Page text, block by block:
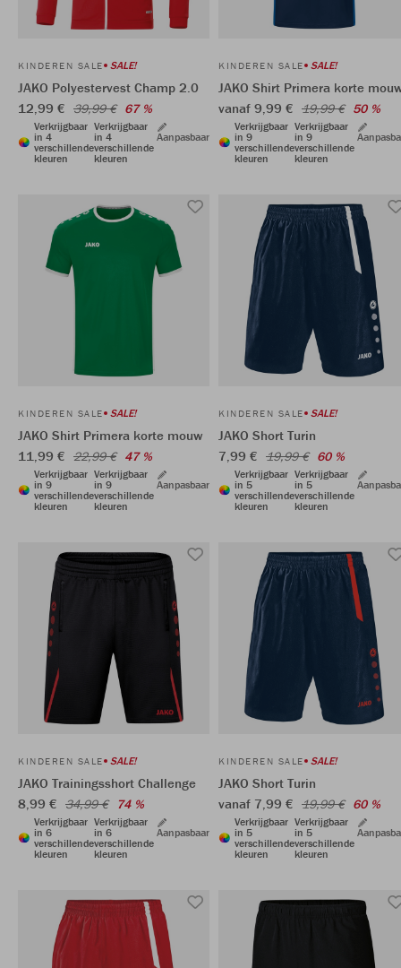
KINDEREN SALE SALE!
JAKO Polyestervest Champ 2.0
12,99 € 39,99 € 67 %
Verkrijgbaar
in 4
verschillende
kleuren
Verkrijgbaar
in 4
verschillende
kleuren
Aanpasbaar
KINDEREN SALE SALE!
JAKO Shirt Primera korte
vanaf 9,99 € 19,99 € 50 %
Verkrijgbaar
in 9
verschillende
kleuren
Verkrijgbaar
in 9
verschillende
kleuren
KINDEREN SALE SALE!
JAKO Shirt Primera korte mouw
11,99 € 22,99 € 47 %
Verkrijgbaar
in 9
verschillende
kleuren
Verkrijgbaar
in 9
verschillende
kleuren
Aanpasbaar
KINDEREN SALE SALE!
JAKO Short Turin
7,99 € 19,99 € 60 %
Verkrijgbaar
in 5
verschillende
kleuren
Verkrijgbaar
in 5
verschillende
kleuren
KINDEREN SALE SALE!
JAKO Trainingsshort Challenge
8,99 € 34,99 € 74 %
Verkrijgbaar
in 6
verschillende
kleuren
Verkrijgbaar
in 6
verschillende
kleuren
Aanpasbaar
KINDEREN SALE SALE!
JAKO Short Turin
vanaf 7,99 € 19,99 € 60 %
Verkrijgbaar
in 5
verschillende
kleuren
Verkrijgbaar
in 5
verschillende
kleuren